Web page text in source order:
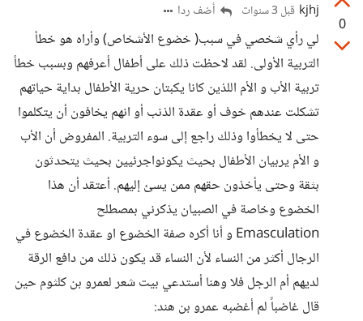
0
kjhj قبل 3 سنوات أضف ردا
لي رأي شخصي في سبب( خضوع الأشخاص) وأراه هو خطأ
التربية الأولى. لقد لاحظت ذلك على أطفال أعرفهم وبسبب خطأ
تربية الأب و الأم اللذين كانا يكبتان حرية الأطفال بداية حياتهم
تشكلت عندهم خوف أو عقدة الذنب أو انهم يخافون أن يتكلموا
حتى لا يخطأوا وذلك راجع إلى سوء التربية. المفروض أن الأب
و الأم يربيان الأطفال بحيث يكونواجرئيين بحيث يتحدثون
بثقة وحتى يأخذون حقهم ممن يسئ إليهم. أعتقد أن هذا
الخضوع وخاصة في الصبيان يذكرني بمصطلح
Emasculation و أنا أكره صفة الخضوع او عقدة الخضوع في
الرجال أكثر من النساء لأن النساء قد يكون ذلك من دافع الرقة
لديهم أم الرجل فلا وهنا أستدعي بيت شعر لعمرو بن كلثوم حين
قال غاضباً لم أغضبه عمرو بن هند: